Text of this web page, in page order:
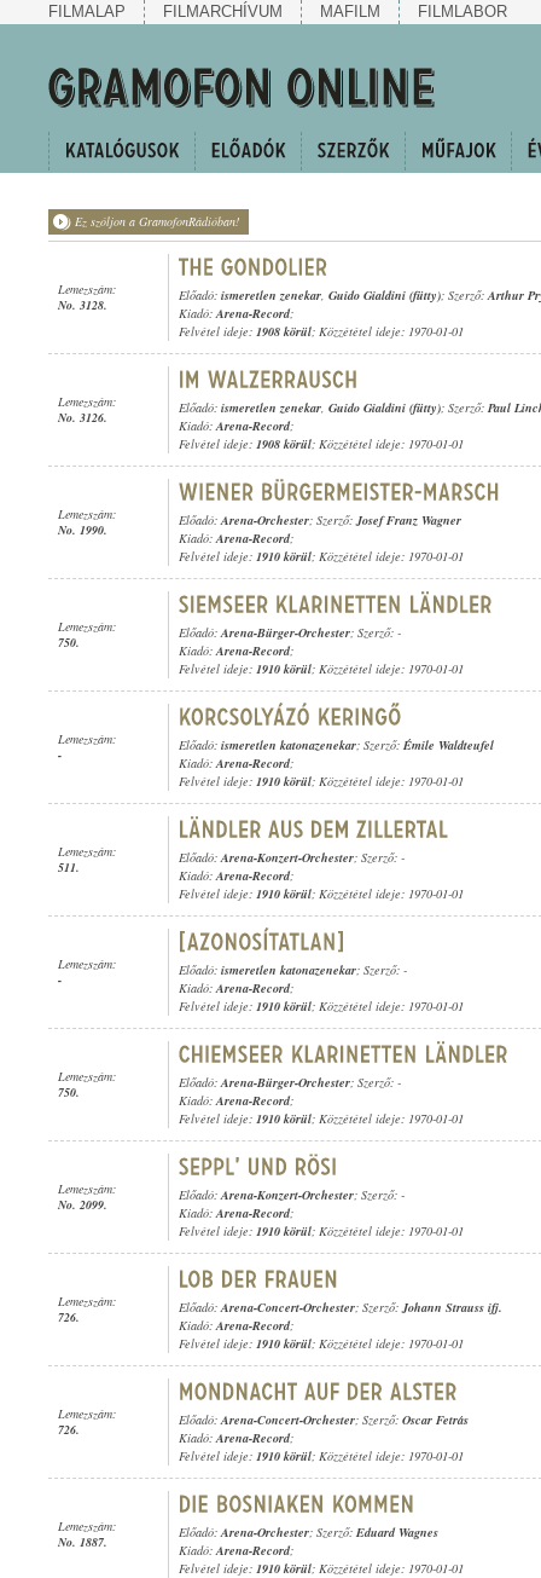
FILMALAP FILMARCHÍVUM MAFILM FILMLABOR
Ez szóljon a GramofonRádióban!
Lemezszám:
No. 3128.
Előadó: ismeretlen zenekar, Guido Gialdini (fütty); Szerző:Arthur
Kiadó:Arena-Record;
Felvétel ideje: 1908 körül; Közzététel ideje: 1970-01-01
Lemezszám:
No. 3126.
Előadó: ismeretlen zenekar, Guido Gialdini (fütty); Szerző: Paul
Kiadó:Arena-Record;
Felvétel ideje: 1908 körül; Közzététel ideje: 1970-01-01
Lemezszám:
No. 1990.
Előadó:Arena-Orchester; Szerző:Josef Franz Wagner
Kiadó:Arena-Record;
Felvétel ideje: 1910 körül; Közzététel ideje: 1970-01-01
Lemezszám:
750.
Előadó:Arena-Bürger-Orchester; Szerző: -
Kiadó:Arena-Record;
Felvétel ideje: 1910 körül; Közzététel ideje: 1970-01-01
Lemezszám:
-
Előadó: ismeretlen katonazenekar; Szerző: Émile Waldteufel
Kiadó:Arena-Record;
Felvétel ideje: 1910 körül; Közzététel ideje: 1970-01-01
Lemezszám:
511.
Előadó:Arena-Konzert-Orchester; Szerző: -
Kiadó:Arena-Record;
Felvétel ideje: 1910 körül; Közzététel ideje: 1970-01-01
Lemezszám:
-
Előadó: ismeretlen katonazenekar; Szerző: -
Kiadó:Arena-Record;
Felvétel ideje: 1910 körül; Közzététel ideje: 1970-01-01
Lemezszám:
750.
Előadó:Arena-Bürger-Orchester; Szerző: -
Kiadó:Arena-Record;
Felvétel ideje: 1910 körül; Közzététel ideje: 1970-01-01
Lemezszám:
No. 2099.
Előadó:Arena-Konzert-Orchester; Szerző: -
Kiadó:Arena-Record;
Felvétel ideje: 1910 körül; Közzététel ideje: 1970-01-01
Lemezszám:
726.
Előadó:Arena-Concert-Orchester; Szerző:Johann Strauss ifj.
Kiadó:Arena-Record;
Felvétel ideje: 1910 körül; Közzététel ideje: 1970-01-01
Lemezszám:
726.
Előadó:Arena-Concert-Orchester; Szerző: Oscar Fetrás
Kiadó:Arena-Record;
Felvétel ideje: 1910 körül; Közzététel ideje: 1970-01-01
Lemezszám:
No. 1887.
Előadó:Arena-Orchester; Szerző: Eduard Wagnes
Kiadó:Arena-Record;
Felvétel ideje: 1910 körül; Közzététel ideje: 1970-01-01